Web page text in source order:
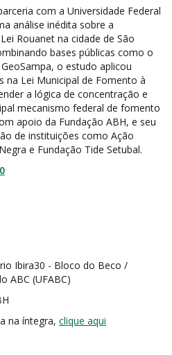
com a Universidade Federal
análise inédita sobre a
Rouanet na cidade de São
bases públicas como o
o estudo aplicou
na Lei Municipal de Fomento à
a lógica de concentração e
mecanismo federal de fomento
apoio da Fundação ABH, e seu
de instituições como Ação
e Fundação Tide Setubal.
Ibira30 - Bloco do Beco /
ABC (UFABC)
na íntegra, clique aqui